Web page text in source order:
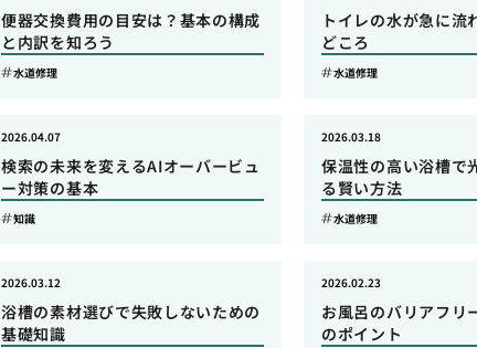
便器交換費用の目安は？基本の構成
と内訳を知ろう
水道修理
トイレの水が急に流
どころ
水道修理
検索の未来を変えるAIオーバービュ
ー対策の基本
2026.04.07
知識
保温性の高い浴槽で
る賢い方法
2026.03.18
水道修理
浴槽の素材選びで失敗しないための
基礎知識
2026.03.12
お風呂のバリアフリ
のポイント
2026.02.23